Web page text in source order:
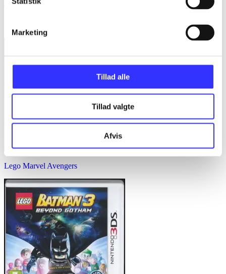
Marketing
Tillad alle
Tillad valgte
Afvis
Lego Marvel Avengers